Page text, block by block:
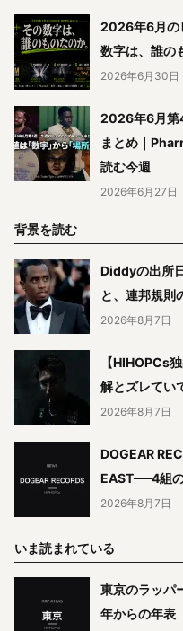
2026年6月の
数字は、誰の
2026年6月30日
2026年6月第
まとめ｜
読む今週
2026年6月27日
背景を読む
Diddyの出所
と、連邦規則
2026年8月7日
【HIHOPCs
解とズレてい
2026年8月7日
DOGEAR
EAST──4組
2026年8月7日
いま読まれている
東京のラッパ
年からの年表